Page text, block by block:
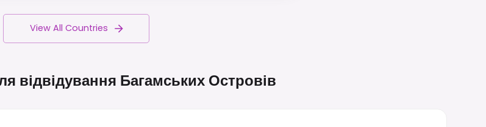
View All Countries
відвідування Багамських Островів